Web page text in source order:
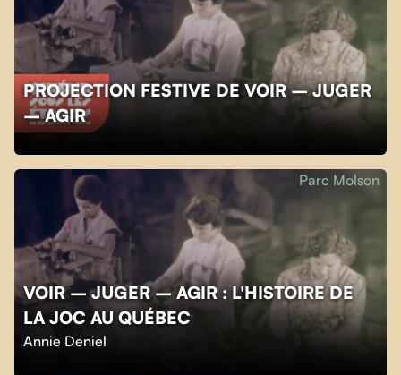
PROJECTION FESTIVE DE VOIR – JUGER
– AGIR
VOIR – JUGER – AGIR : L'HISTOIRE DE
LA JOC AU QUÉBEC
Annie Deniel
Parc Molson